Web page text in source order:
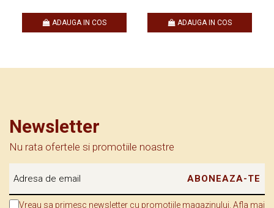
ADAUGA IN COS ADAUGA IN COS
Newsletter
Nu rata ofertele si promotiile noastre
Vreau sa primesc newsletter cu promotiile magazinului. Afla mai